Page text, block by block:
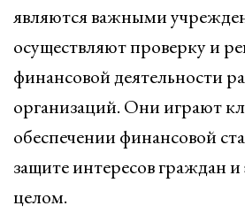
являются важными
осуществляют проверку и
финансовой деятельности
организаций. Они играют
обеспечении финансовой
защите интересов граждан
целом.